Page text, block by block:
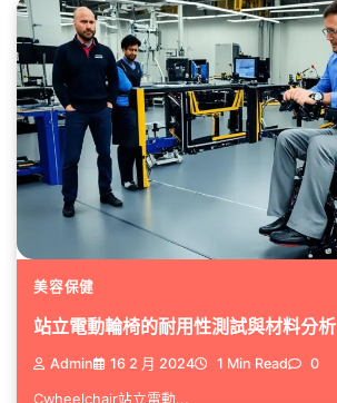
美容保健
站立電動輪椅的耐用性測試與材料分析
Admin 16 2 月 2024 1 Min Read 0
Cwheelchair站立電動...